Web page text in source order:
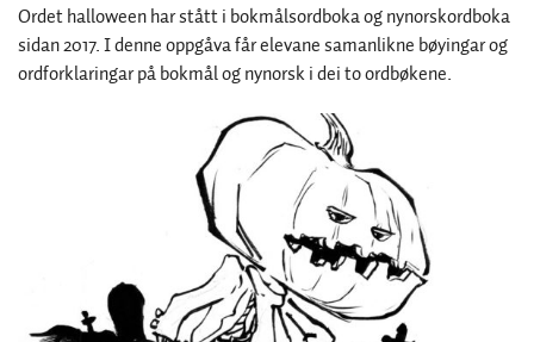
Ordet halloween har stått i bokmålsordboka og nynorskordboka
sidan 2017. I denne oppgåva får elevane samanlikne bøyingar og
ordforklaringar på bokmål og nynorsk i dei to ordbøkene.